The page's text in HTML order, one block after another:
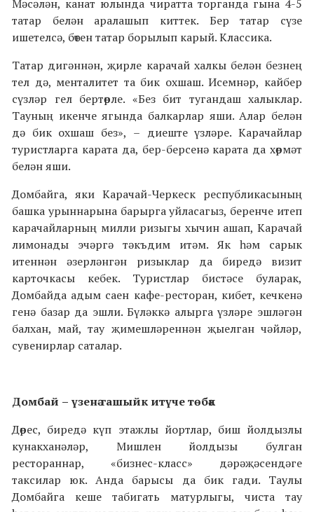
Мәсәлән, канат юлында чиратта торганда гына 4-5
татар белән аралашып киттек. Бер татар сүзе
ишетелсә, бөтен татар борылып карый. Классика.
Татар дигәннән, җирле карачай халкы белән безнең
тел дә, менталитет та бик охшаш. Исемнәр, кайбер
сүзләр гел бертөрле. «Без бит тугандаш халыклар.
Тауның икенче ягында балкарлар яши. Алар белән
дә бик охшаш без», – диеште үзләре. Карачайлар
туристларга карата да, бер-берсенә карата да хөрмәт
белән яши.
Домбайга, яки Карачай-Черкеск республикасының
башка урыннарына барырга уйласагыз, беренче итеп
карачайларның милли ризыгы хычин ашап, Карачай
лимонады эчәргә тәкъдим итәм. Як һәм сарык
итеннән әзерләнгән ризыклар да биредә визит
карточкасы кебек. Туристлар бистәсе буларак,
Домбайда адым саен кафе-ресторан, кибет, кечкенә
генә базар да эшли. Бүләккә алырга үзләре эшләгән
балхан, май, тау җимешләреннән җыелган чәйләр,
сувенирлар саталар.
Домбай – үзенә гашыйк итүче төбәк
Дөрес, биредә күп этажлы йортлар, биш йолдызлы
кунакханәләр, Мишлен йолдызы булган
рестораннар, «бизнес-класс» дәрәҗәсендәге
таксилар юк. Анда барысы да бик гади. Таулы
Домбайга кеше табигать матурлыгы, чиста тау